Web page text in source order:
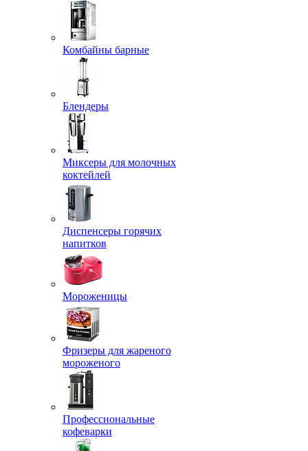
Комбайны барные
Блендеры
Миксеры для молочных
коктейлей
Диспенсеры горячих
напитков
Мороженицы
Фризеры для жареного
мороженого
Профессиональные
кофеварки